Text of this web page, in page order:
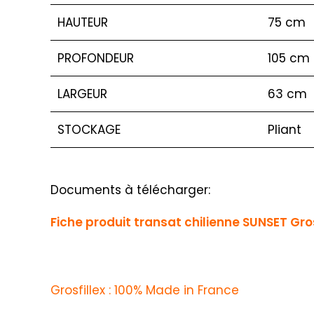
HAUTEUR 75 cm
PROFONDEUR 105 cm
LARGEUR 63 cm
STOCKAGE Pliant
Documents à télécharger:
Fiche produit transat chilienne SUNSET
Grosfillex : 100% Made in France